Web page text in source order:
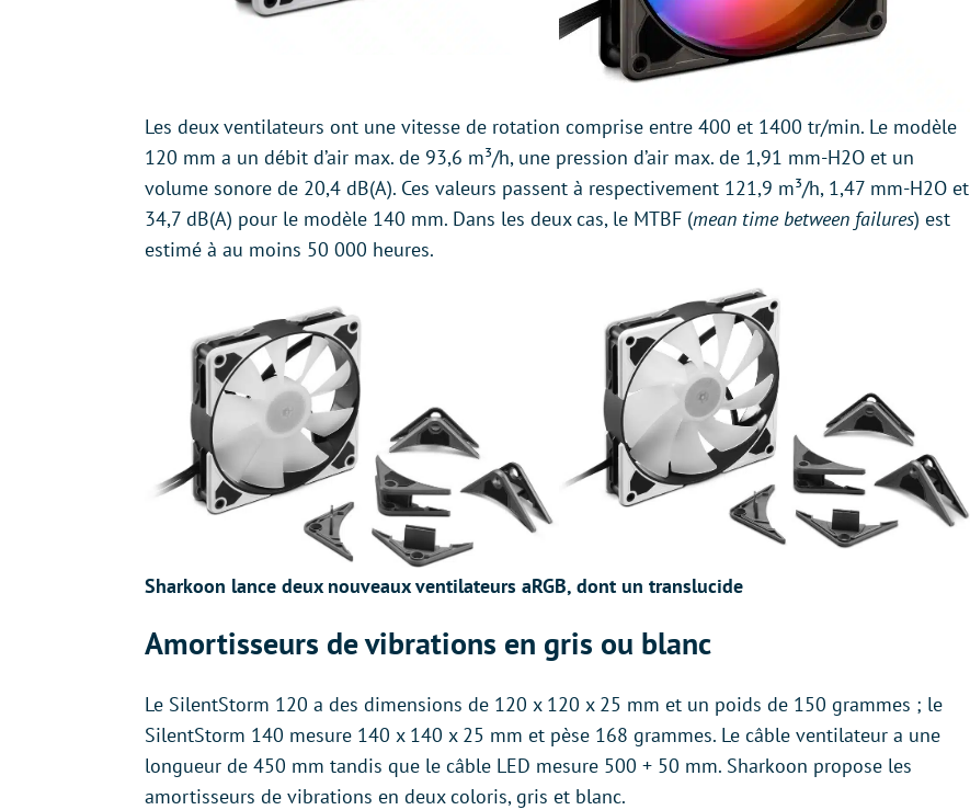
Les deux ventilateurs ont une vitesse de rotation comprise entre 400 et 1400 tr/min. Le modèle
120 mm a un débit d’air max. de 93,6 m³/h, une pression d’air max. de 1,91 mm-H2O et un
volume sonore de 20,4 dB(A). Ces valeurs passent à respectivement 121,9 m³/h, 1,47 mm-H2O et
34,7 dB(A) pour le modèle 140 mm. Dans les deux cas, le MTBF (mean time between failures) est
estimé à au moins 50 000 heures.
Sharkoon lance deux nouveaux ventilateurs aRGB, dont un translucide
Amortisseurs de vibrations en gris ou blanc
Le SilentStorm 120 a des dimensions de 120 x 120 x 25 mm et un poids de 150 grammes ; le
SilentStorm 140 mesure 140 x 140 x 25 mm et pèse 168 grammes. Le câble ventilateur a une
longueur de 450 mm tandis que le câble LED mesure 500 + 50 mm. Sharkoon propose les
amortisseurs de vibrations en deux coloris, gris et blanc.